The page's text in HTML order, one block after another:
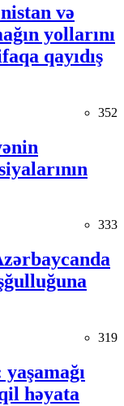
və
yollarını
qayıdış
352
333
319
həyata